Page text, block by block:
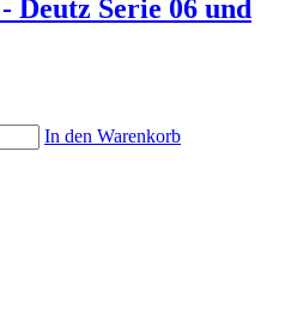
Deutz Serie 06 und
In den Warenkorb